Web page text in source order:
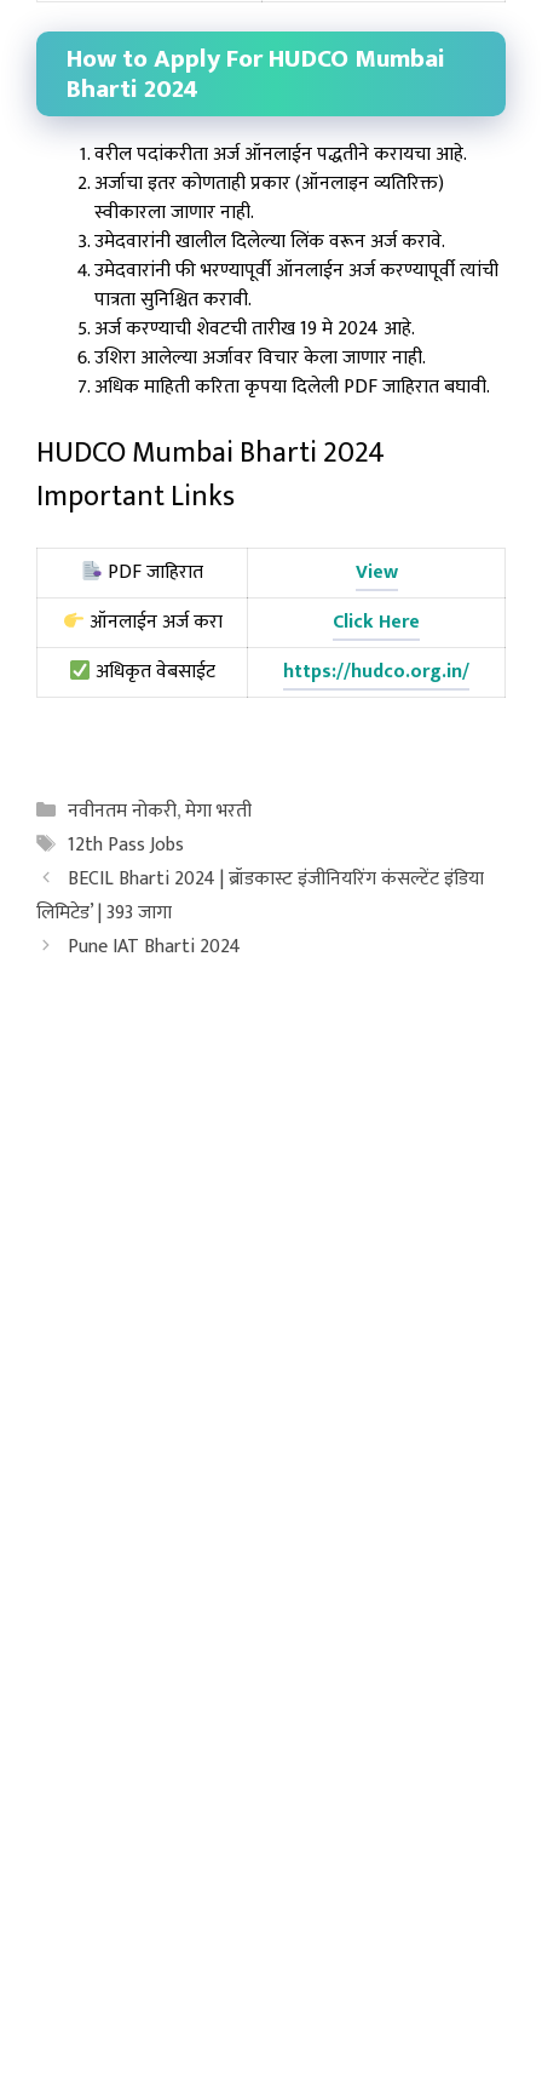
How to Apply For HUDCO Mumbai
Bharti 2024
वरील पदांकरीता अर्ज ऑनलाईन पद्धतीने करायचा आहे.
अर्जाचा इतर कोणताही प्रकार (ऑनलाइन व्यतिरिक्त)
स्वीकारला जाणार नाही.
उमेदवारांनी खालील दिलेल्या लिंक वरून अर्ज करावे.
उमेदवारांनी फी भरण्यापूर्वी ऑनलाईन अर्ज करण्यापूर्वी त्यांची
पात्रता सुनिश्चित करावी.
अर्ज करण्याची शेवटची तारीख 19 मे 2024 आहे.
उशिरा आलेल्या अर्जावर विचार केला जाणार नाही.
अधिक माहिती करिता कृपया दिलेली PDF जाहिरात बघावी.
HUDCO Mumbai Bharti 2024
Important Links
PDF जाहिरात
View
ऑनलाईन अर्ज करा
Click Here
अधिकृत वेबसाईट
https://hudco.org.in/
Categories
नवीनतम नोकरी,मेगा भरती
Tags
12th Pass Jobs
BECIL Bharti 2024 | ब्रॉडकास्ट इंजीनियरिंग कंसल्टेंट इंडिया
लिमिटेड’ | 393 जागा
Pune IAT Bharti 2024